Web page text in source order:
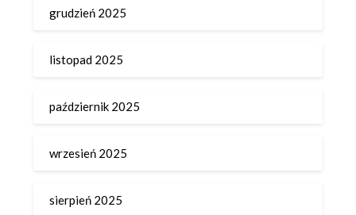
grudzień 2025
listopad 2025
październik 2025
wrzesień 2025
sierpień 2025